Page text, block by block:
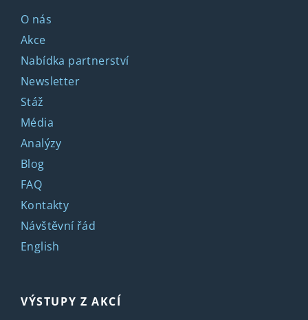
O nás
Akce
Nabídka partnerství
Newsletter
Stáž
Média
Analýzy
Blog
FAQ
Kontakty
Návštěvní řád
English
VÝSTUPY Z AKCÍ